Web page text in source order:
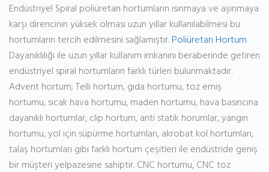
Endüstriyel Spiral poliüretan hortumların ısınmaya ve aşınmaya
karşı direncinin yüksek olması uzun yıllar kullanılabilmesi bu
hortumların tercih edilmesini sağlamıştır.Poliüretan Hortum
Dayanıklılığı ile uzun yıllar kullanım imkanını beraberinde getiren
endüstriyel spiral hortumların farklı türleri bulunmaktadır.
Advent hortum; Telli hortum, gıda hortumu, toz emiş
hortumu, sıcak hava hortumu, maden hortumu, hava basıncına
dayanıklı hortumlar, clip hortum, anti statik horumlar, yangın
hortumu, yol için süpürme hortumları, akrobat kol hortumları,
talaş hortumları gibi farklı hortum çeşitleri ile endüstride geniş
bir müşteri yelpazesine sahiptir. CNC hortumu, CNC toz